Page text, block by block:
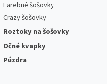
Farebné šošovky
Crazy šošovky
Roztoky na šošovky
Očné kvapky
Púzdra